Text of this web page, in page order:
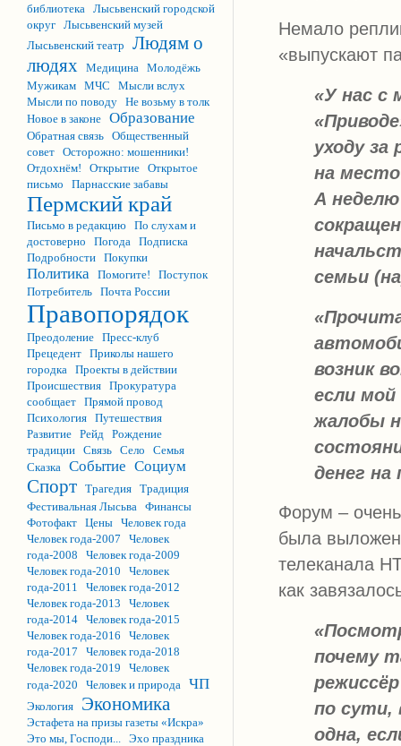
библиотека Лысьвенский городской
округ Лысьвенский музей
Лысьвенский театр
Людям о
людях Медицина Молодёжь
Мужикам МЧС
Мысли вслух
Мысли по поводу Не возьму в толк
Новое в законе Образование
Обратная связь Общественный
совет Осторожно: мошенники!
Отдохнём!
Открытие Открытое
письмо
Парнасские забавы
Пермский край
Письмо в редакцию По слухам и
достоверно
Погода Подписка
Подробности Покупки
Политика Помогите!
Поступок
Потребитель Почта России
Правопорядок
Преодоление Пресс-клуб
Прецедент Приколы нашего
городка Проекты в действии
Происшествия Прокуратура
сообщает Прямой провод
Психология Путешествия
Развитие Рейд Рождение
традиции Связь Село
Семья
Сказка Событие Социум
Спорт Трагедия Традиция
Фестивальная Лысьва Финансы
Фотофакт Цены Человек года
Человек года-2007
Человек
года-2008
Человек года-2009
Человек года-2010
Человек
года-2011
Человек года-2012
Человек года-2013
Человек
года-2014 Человек года-2015
Человек года-2016
Человек
года-2017
Человек года-2018
Человек года-2019
Человек
года-2020
Человек и природа ЧП
Экология Экономика
Эстафета на призы газеты «Искра»
Это мы, Господи... Эхо праздника
Немало
«выпускают
«У нас с
уходу за
на
А
семьи
возник
если
жалобы
денег
Форум –
была
телеканала
как
почему
по сути,
одна,